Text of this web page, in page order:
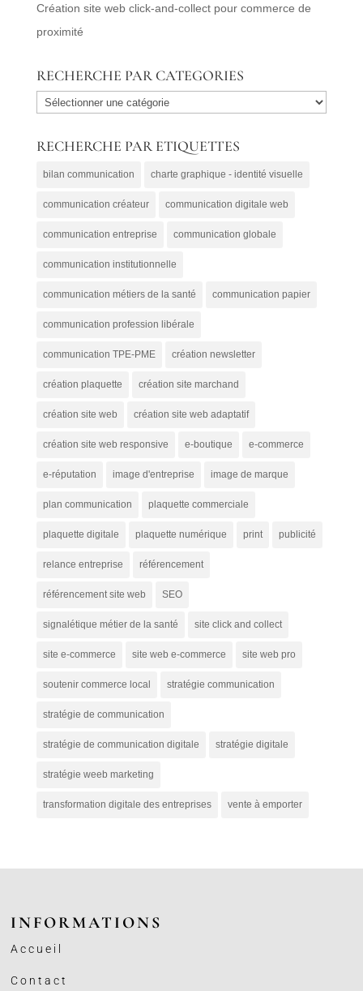
Création site web click-and-collect pour commerce de
proximité
RECHERCHE PAR CATEGORIES
RECHERCHE
CATEGORIES
RECHERCHE PAR ETIQUETTES
bilan communication charte graphique - identité visuelle
communication créateur communication digitale web
communication entreprise communication globale
communication institutionnelle
communication métiers de la santé communication papier
communication profession libérale
communication TPE-PME création newsletter
création plaquette création site marchand
création site web création site web adaptatif
création site web responsive e-boutique e-commerce
e-réputation image d'entreprise image de marque
plan communication plaquette commerciale
plaquette digitale plaquette numérique print publicité
relance entreprise référencement
référencement site web SEO
signalétique métier de la santé site click and collect
site e-commerce site web e-commerce site web pro
soutenir commerce local stratégie communication
stratégie de communication
stratégie de communication digitale stratégie digitale
stratégie weeb marketing
transformation digitale des entreprises vente à emporter
INFORMATIONS
Accueil
Contact